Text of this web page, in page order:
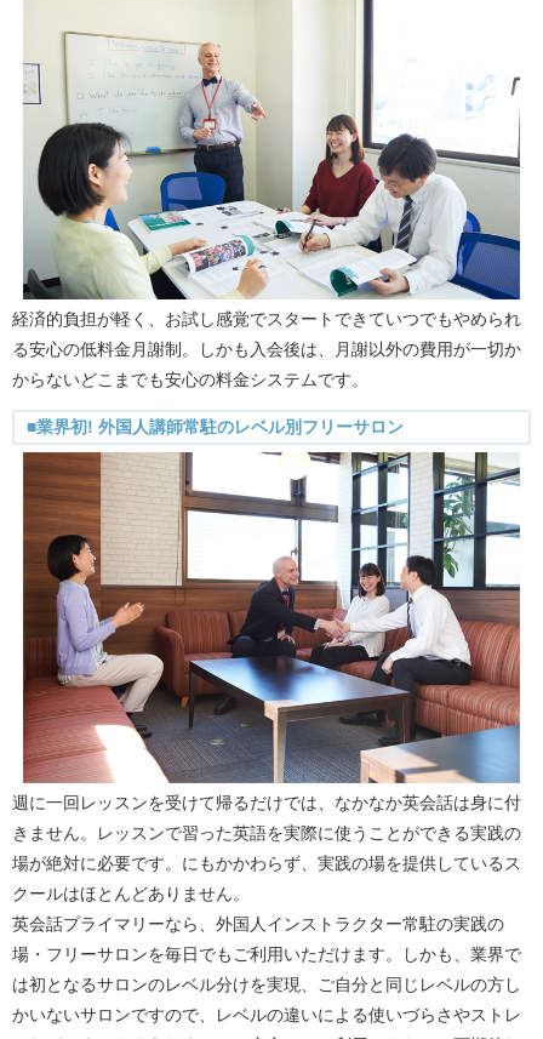
経済的負担が軽く、お試し感覚でスタートできていつでもやめられ
る安心の低料金月謝制。しかも入会後は、月謝以外の費用が一切か
からないどこまでも安心の料金システムです。
■業界初! 外国人講師常駐のレベル別フリーサロン
週に一回レッスンを受けて帰るだけでは、なかなか英会話は身に付
きません。レッスンで習った英語を実際に使うことができる実践の
場が絶対に必要です。にもかかわらず、実践の場を提供しているス
クールはほとんどありません。
英会話プライマリーなら、外国人インストラクター常駐の実践の
場・フリーサロンを毎日でもご利用いただけます。しかも、業界で
は初となるサロンのレベル分けを実現、ご自分と同じレベルの方し
かいないサロンですので、レベルの違いによる使いづらさやストレ